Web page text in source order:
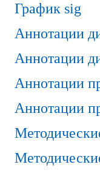
График sig
Аннотации
Аннотации
Аннотации
Аннотации